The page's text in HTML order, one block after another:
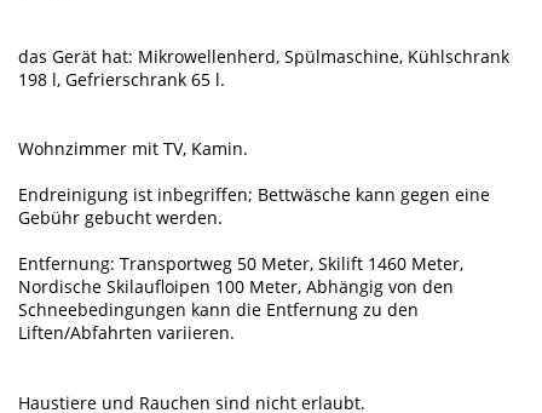
das Gerät hat: Mikrowellenherd, Spülmaschine, Kühlschrank
198 l, Gefrierschrank 65 l.
Wohnzimmer mit TV, Kamin.
Endreinigung ist inbegriffen; Bettwäsche kann gegen eine
Gebühr gebucht werden.
Entfernung: Transportweg 50 Meter, Skilift 1460 Meter,
Nordische Skilaufloipen 100 Meter, Abhängig von den
Schneebedingungen kann die Entfernung zu den
Liften/Abfahrten variieren.
Haustiere und Rauchen sind nicht erlaubt.